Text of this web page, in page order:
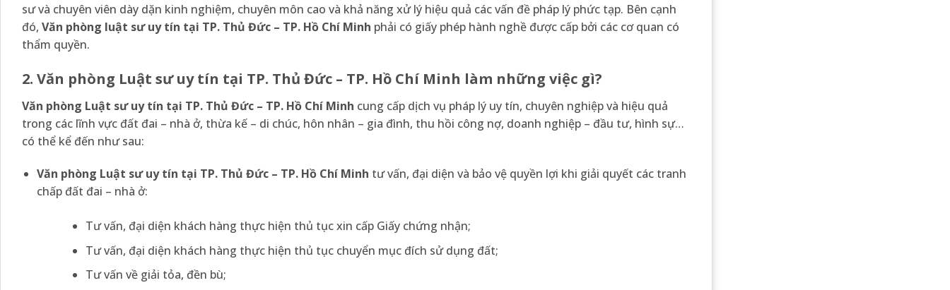
sư và chuyên viên dày dặn kinh nghiệm, chuyên môn cao và khả năng xử lý hiệu quả các vấn đề pháp lý phức tạp. Bên cạnh
đó, Văn phòng luật sư uy tín tại TP. Thủ Đức – TP. Hồ Chí Minh phải có giấy phép hành nghề được cấp bởi các cơ quan có
thẩm quyền.
2. Văn phòng Luật sư uy tín tại TP. Thủ Đức – TP. Hồ Chí Minh làm những việc gì?
Văn phòng Luật sư uy tín tại TP. Thủ Đức – TP. Hồ Chí Minh cung cấp dịch vụ pháp lý uy tín, chuyên nghiệp và hiệu quả
trong các lĩnh vực đất đai – nhà ở, thừa kế – di chúc, hôn nhân – gia đình, thu hồi công nợ, doanh nghiệp – đầu tư, hình sự…
có thể kể đến như sau:
Văn phòng Luật sư uy tín tại TP. Thủ Đức – TP. Hồ Chí Minh tư vấn, đại diện và bảo vệ quyền lợi khi giải quyết các tranh
chấp đất đai – nhà ở:
Tư vấn, đại diện khách hàng thực hiện thủ tục xin cấp Giấy chứng nhận;
Tư vấn, đại diện khách hàng thực hiện thủ tục chuyển mục đích sử dụng đất;
Tư vấn về giải tỏa, đền bù;